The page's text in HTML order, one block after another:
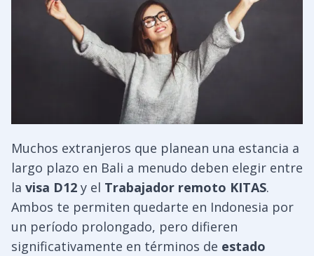
Muchos extranjeros que planean una estancia a
largo plazo en Bali a menudo deben elegir entre
la visa D12 y el Trabajador remoto KITAS.
Ambos te permiten quedarte en Indonesia por
un período prolongado, pero difieren
significativamente en términos de estado